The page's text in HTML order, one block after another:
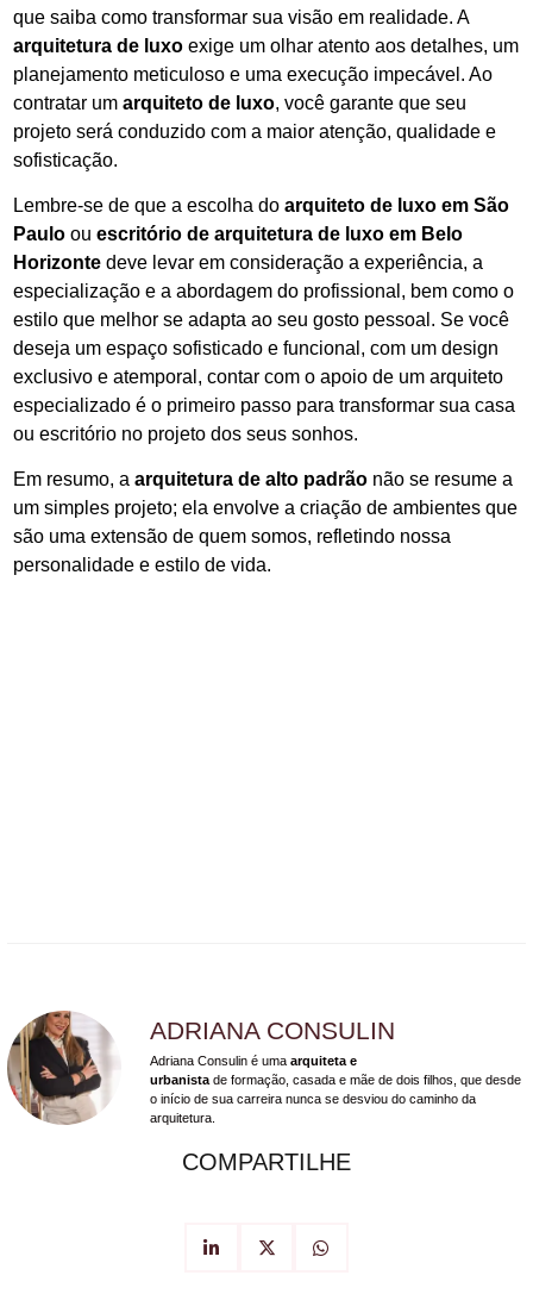
que saiba como transformar sua visão em realidade. A
arquitetura de luxo exige um olhar atento aos detalhes, um
planejamento meticuloso e uma execução impecável. Ao
contratar um arquiteto de luxo, você garante que seu
projeto será conduzido com a maior atenção, qualidade e
sofisticação.
Lembre-se de que a escolha do arquiteto de luxo em São
Paulo ou escritório de arquitetura de luxo em Belo
Horizonte deve levar em consideração a experiência, a
especialização e a abordagem do profissional, bem como o
estilo que melhor se adapta ao seu gosto pessoal. Se você
deseja um espaço sofisticado e funcional, com um design
exclusivo e atemporal, contar com o apoio de um arquiteto
especializado é o primeiro passo para transformar sua casa
ou escritório no projeto dos seus sonhos.
Em resumo, a arquitetura de alto padrão não se resume a
um simples projeto; ela envolve a criação de ambientes que
são uma extensão de quem somos, refletindo nossa
personalidade e estilo de vida.
ADRIANA CONSULIN
Adriana Consulin é uma arquiteta e
urbanista de formação, casada e mãe de dois filhos, que desde
o início de sua carreira nunca se desviou do caminho da
arquitetura.
COMPARTILHE